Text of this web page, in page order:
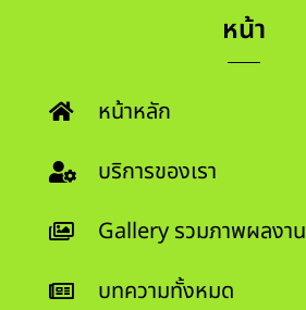
หน้า
หน้าหลัก
บริการของเรา
Gallery รวมภาพผลงาน
บทความทั้งหมด